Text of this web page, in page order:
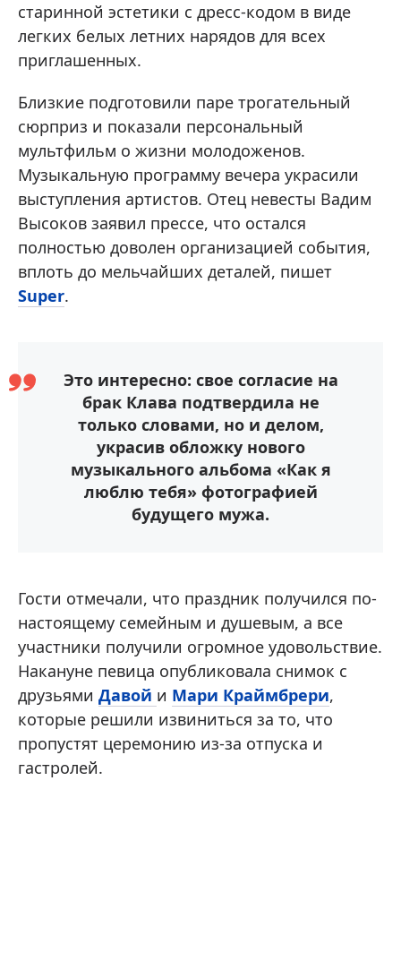
старинной эстетики с дресс-кодом в виде
легких белых летних нарядов для всех
приглашенных.
Близкие подготовили паре трогательный
сюрприз и показали персональный
мультфильм о жизни молодоженов.
Музыкальную программу вечера украсили
выступления артистов. Отец невесты Вадим
Высоков заявил прессе, что остался
полностью доволен организацией события,
вплоть до мельчайших деталей, пишет
Super.
Это интересно: свое согласие на
брак Клава подтвердила не
только словами, но и делом,
украсив обложку нового
музыкального альбома «Как я
люблю тебя» фотографией
будущего мужа.
Гости отмечали, что праздник получился по-
настоящему семейным и душевым, а все
участники получили огромное удовольствие.
Накануне певица опубликовала снимок с
друзьями Давой и Мари Краймбрери,
которые решили извиниться за то, что
пропустят церемонию из-за отпуска и
гастролей.